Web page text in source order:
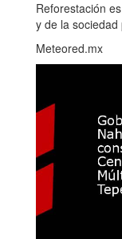
Reforestación
y de la
Meteored.mx